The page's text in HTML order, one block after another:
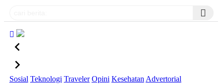
Sosial Teknologi Traveler Opini Kesehatan Advertorial